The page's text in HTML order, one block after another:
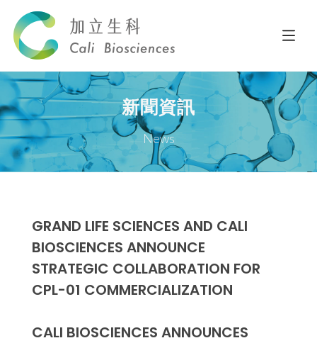
新聞資訊
News
GRAND LIFE SCIENCES AND CALI
BIOSCIENCES ANNOUNCE
STRATEGIC COLLABORATION FOR
CPL-01 COMMERCIALIZATION
CALI BIOSCIENCES ANNOUNCES